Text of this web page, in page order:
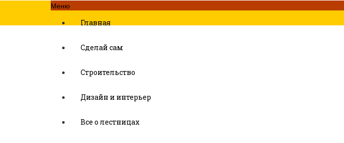
Меню
Главная
Сделай сам
Строительство
Дизайн и интерьер
Все о лестницах